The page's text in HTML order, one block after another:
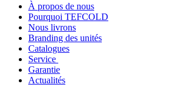
À propos de nous
Pourquoi TEFCOLD
Nous livrons
Branding des unités
Catalogues
Service
Garantie
Actualités